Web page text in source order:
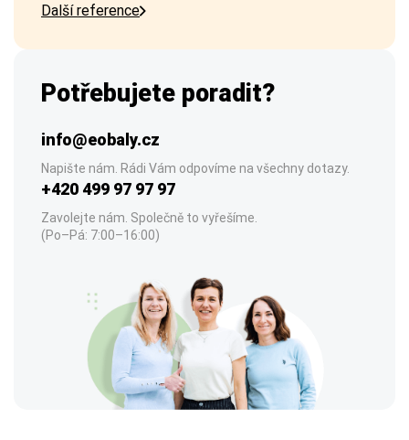
Další reference
Potřebujete poradit?
info@eobaly.cz
Napište nám. Rádi Vám odpovíme na všechny dotazy.
+420 499 97 97 97
Zavolejte nám. Společně to vyřešíme.
(Po–Pá: 7:00–16:00)